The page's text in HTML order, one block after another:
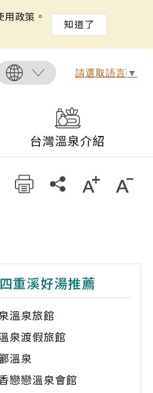
政策。
知道了
請選取語言 ▼
台灣溫泉介紹
重溪好湯推薦
溫泉旅館
泉渡假旅館
溫泉
戀戀溫泉會館